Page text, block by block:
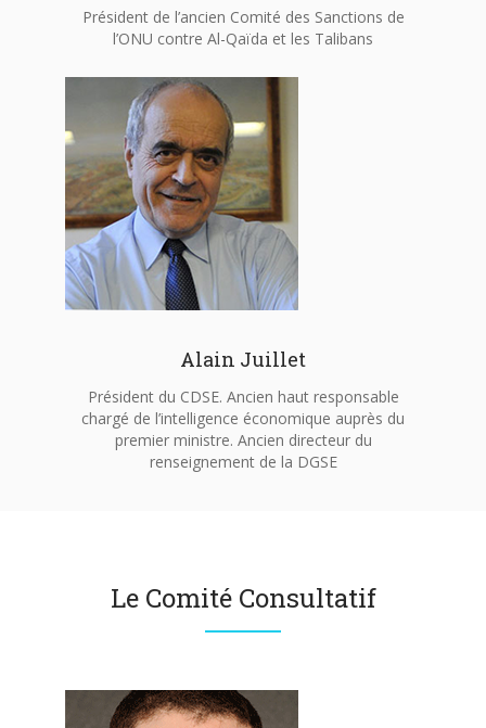
Président de l’ancien Comité des Sanctions de
l’ONU contre Al-Qaïda et les Talibans
Alain Juillet
Président du CDSE. Ancien haut responsable
chargé de l’intelligence économique auprès du
premier ministre. Ancien directeur du
renseignement de la DGSE
Le Comité Consultatif